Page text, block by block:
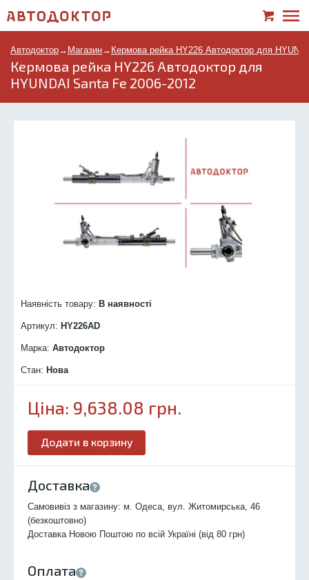
Автодоктор→ Магазин→ Кермова рейка HY226 Автодоктор для
Кермова рейка HY226 Автодоктор для
HYUNDAI Santa Fe 2006-2012
Наявність товару: В наявності
Артикул: HY226AD
Марка: Автодоктор
Стан: Нова
Ціна: 9,638.08 грн.
Додати в корзину
Доставка
Самовивіз з магазину: м. Одеса, вул. Житомирська, 46
(безкоштовно)
Доставка Новою Поштою по всій Україні (від 80 грн)
Оплата